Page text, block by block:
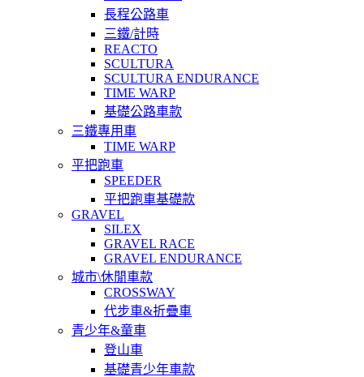
長程公路車
三鐵/計時
REACTO
SCULTURA
SCULTURA ENDURANCE
TIME WARP
基礎公路車款
三鐵專用車
TIME WARP
平把跑車
SPEEDER
平把跑車基礎款
GRAVEL
SILEX
GRAVEL RACE
GRAVEL ENDURANCE
城市\休閒車款
CROSSWAY
代步車&折疊車
青少年&童車
登山車
基礎青少年車款